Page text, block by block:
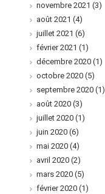
novembre 2021 (3)
août 2021 (4)
juillet 2021 (6)
février 2021 (1)
décembre 2020 (1)
octobre 2020 (5)
septembre 2020 (1)
août 2020 (3)
juillet 2020 (1)
juin 2020 (6)
mai 2020 (4)
avril 2020 (2)
mars 2020 (5)
février 2020 (1)